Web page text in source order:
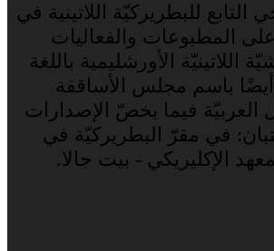
التابع للبطريركيّة اللاتينية في
المطبوعات والفعاليات
اللاتينيّة الأورشليمية باللغة
أيضًا باسم مجلس الأساقفة
العربيّة فيما يخصّ الإصدارات
في مقرّ البطريركيّة في
الإكليريكي - بيت جالا.